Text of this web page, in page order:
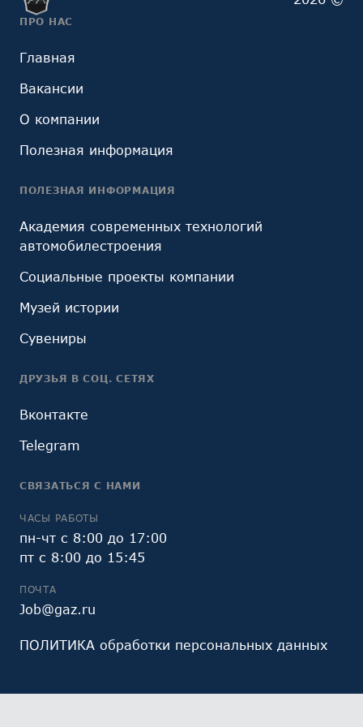
ПРО НАС
Главная
Вакансии
О компании
Полезная информация
ПОЛЕЗНАЯ ИНФОРМАЦИЯ
Академия современных технологий
автомобилестроения
Социальные проекты компании
Музей истории
Сувениры
ДРУЗЬЯ В СОЦ. СЕТЯХ
Вконтакте
Telegram
СВЯЗАТЬСЯ С НАМИ
ЧАСЫ РАБОТЫ
пн-чт с 8:00 до 17:00
пт с 8:00 до 15:45
ПОЧТА
Job@gaz.ru
ПОЛИТИКА обработки персональных данных